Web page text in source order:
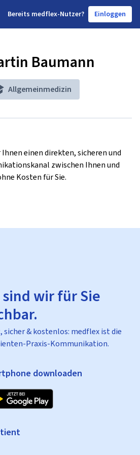
Bereits medflex-Nutzer? Einloggen
Baumann
Allgemeinmedizin
einen direkten, sicheren und
zwischen Ihnen und
Kosten für Sie.
wir für Sie
& kostenlos: medflex ist die
Praxis-Kommunikation.
downloaden